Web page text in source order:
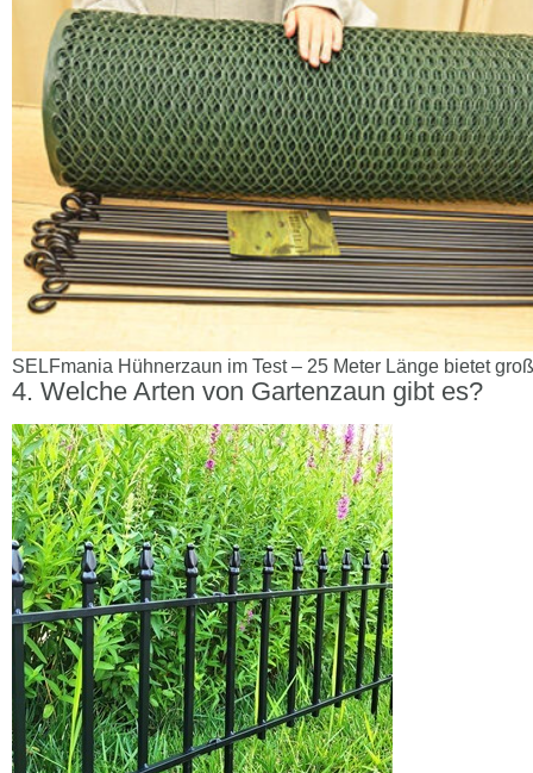
SELFmania Hühnerzaun im Test – 25 Meter Länge bietet
Welche Arten von Gartenzaun gibt es?